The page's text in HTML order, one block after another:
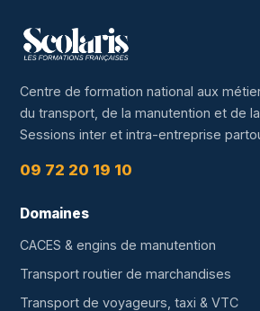
Centre de formation national aux
du transport, de la manutention et de
Sessions inter et intra-entreprise
09 72 20 19 10
Domaines
CACES & engins de manutention
Transport routier de marchandises
Transport de voyageurs, taxi & VTC